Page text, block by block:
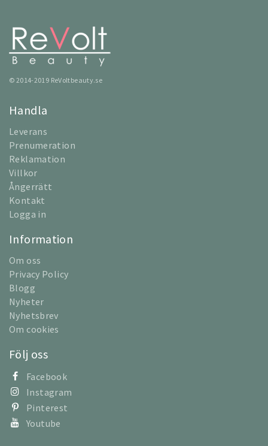
© 2014-2019 ReVoltbeauty.se
Handla
Leverans
Prenumeration
Reklamation
Villkor
Ångerrätt
Kontakt
Logga in
Information
Om oss
Privacy Policy
Blogg
Nyheter
Nyhetsbrev
Om cookies
Följ oss
Facebook
Instagram
Pinterest
Youtube